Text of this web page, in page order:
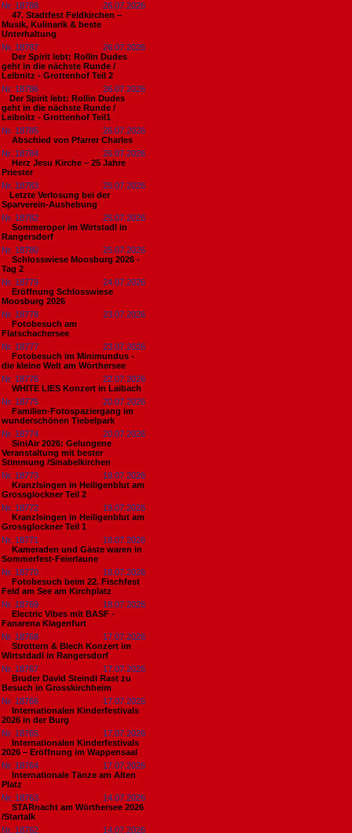
Nr. 18788
26.07.2026
47. Stadtfest Feldkirchen –
Musik, Kulinarik & beste
Unterhaltung
Nr. 18787
26.07.2026
Der Spirit lebt: Rollin Dudes
geht in die nächste Runde /
Leibnitz - Grottenhof Teil 2
Nr. 18786
26.07.2026
​Der Spirit lebt: Rollin Dudes
geht in die nächste Runde /
Leibnitz - Grottenhof Teil1
Nr. 18785
26.07.2026
Abschied von Pfarrer Charles
Nr. 18784
26.07.2026
Herz Jesu Kirche – 25 Jahre
Priester
Nr. 18783
25.07.2026
​Letzte Verlosung bei der
Sparverein-Aushebung
Nr. 18782
25.07.2026
Sommeroper im Wirtstadl in
Rangersdorf
Nr. 18780
25.07.2026
Schlosswiese Moosburg 2026 -
Tag 2
Nr. 18779
24.07.2026
Eröffnung Schlosswiese
Moosburg 2026
Nr. 18778
23.07.2026
Fotobesuch am
Flatschachersee
Nr. 18777
23.07.2026
Fotobesuch im Minimundus -
die kleine Welt am Wörthersee
Nr. 18776
22.07.2026
WHITE LIES Konzert in Laibach
Nr. 18775
20.07.2026
Familien-Fotospaziergang im
wunderschönen Tiebelpark
Nr. 18774
20.07.2026
SiniAir 2026: Gelungene
Veranstaltung mit bester
Stimmung /Sinabelkirchen
Nr. 18773
19.07.2026
Kranzlsingen in Heiligenblut am
Grossglockner Teil 2
Nr. 18772
19.07.2026
Kranzlsingen in Heiligenblut am
Grossglockner Teil 1
Nr. 18771
19.07.2026
Kameraden und Gäste waren in
Sommerfest-Feierlaune
Nr. 18770
18.07.2026
Fotobesuch beim 22. Fischfest
Feld am See am Kirchplatz
Nr. 18769
18.07.2026
Electric Vibes mit BASF -
Fanarena Klagenfurt
Nr. 18768
17.07.2026
Strottern & Blech Konzert im
Wirtstdadl in Rangersdorf
Nr. 18767
17.07.2026
Bruder David Steindl Rast zu
Besuch in Grosskirchheim
Nr. 18766
17.07.2026
Internationalen Kinderfestivals
2026 in der Burg
Nr. 18765
17.07.2026
Internationalen Kinderfestivals
2026 – Eröffnung im Wappensaal
Nr. 18764
17.07.2026
Internationale Tänze am Alten
Platz
Nr. 18763
14.07.2026
STARnacht am Wörthersee 2026
/Startalk
Nr. 18762
14.07.2026